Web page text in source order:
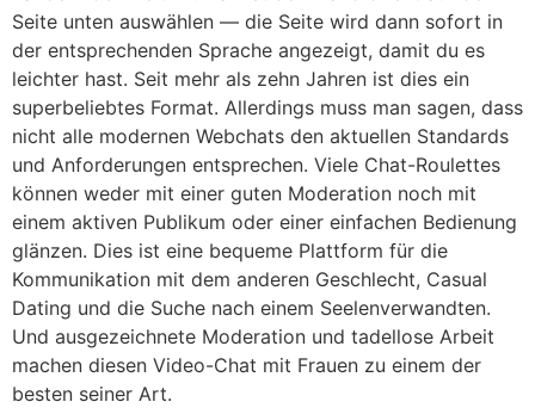
Seite unten auswählen — die Seite wird dann sofort in
der entsprechenden Sprache angezeigt, damit du es
leichter hast. Seit mehr als zehn Jahren ist dies ein
superbeliebtes Format. Allerdings muss man sagen, dass
nicht alle modernen Webchats den aktuellen Standards
und Anforderungen entsprechen. Viele Chat-Roulettes
können weder mit einer guten Moderation noch mit
einem aktiven Publikum oder einer einfachen Bedienung
glänzen. Dies ist eine bequeme Plattform für die
Kommunikation mit dem anderen Geschlecht, Casual
Dating und die Suche nach einem Seelenverwandten.
Und ausgezeichnete Moderation und tadellose Arbeit
machen diesen Video-Chat mit Frauen zu einem der
besten seiner Art.